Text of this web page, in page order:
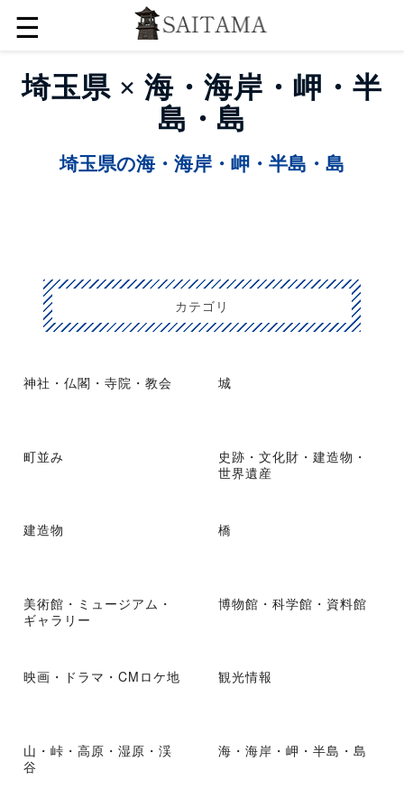
☰
埼玉県 × 海・海岸・岬・半
島・島
埼玉県の海・海岸・岬・半島・島
カテゴリ
神社・仏閣・寺院・教会 城
町並み
史跡・文化財・建造物・
世界遺産
建造物 橋
美術館・ミュージアム・
ギャラリー
博物館・科学館・資料館
映画・ドラマ・CMロケ地 観光情報
山・峠・高原・湿原・渓
谷
海・海岸・岬・半島・島